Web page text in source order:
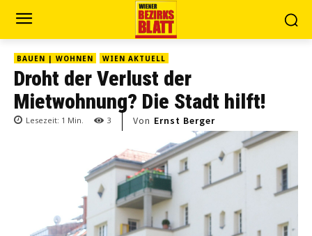
BAUEN | WOHNEN WIEN AKTUELL
Droht der Verlust der
Mietwohnung? Die Stadt hilft!
Lesezeit: 1 Min. 3 Von Ernst Berger